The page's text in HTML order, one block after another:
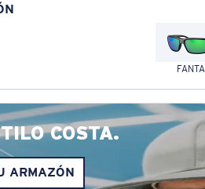
COSTA.
ARMAZÓN